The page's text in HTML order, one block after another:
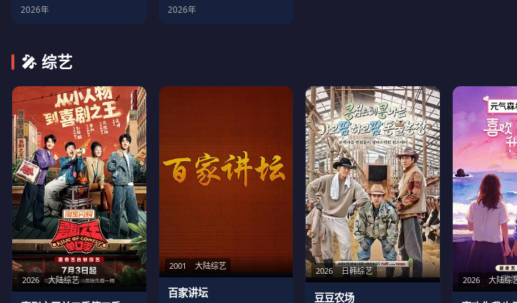
2026年 2026年
🎤 综艺
2026 大陆综艺
2001 大陆综艺
百家讲坛
2026 日韩综艺
豆豆农场
2026 大陆综